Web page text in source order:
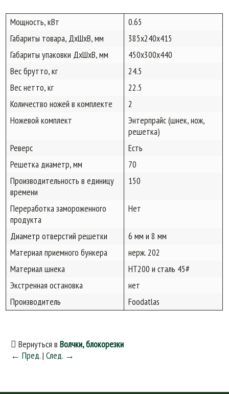
Мощность, кВт
0.65
Габариты товара, ДхШхВ, мм
385x240x415
Габариты упаковки ДхШхВ, мм
450x300x440
Вес брутто, кг
24.5
Вес нетто, кг
22.5
Количество ножей в комплекте
2
Ножевой комплект
Энтерпрайс (шнек, нож,
решетка)
Реверс
Есть
Решетка диаметр, мм
70
Производительность в единицу
времени
150
Переработка замороженного
продукта
Нет
Диаметр отверстий решетки
6 мм и 8 мм
Материал приемного бункера
нерж. 202
Материал шнека
HT200 и сталь 45#
Экстренная остановка
нет
Производитель
Foodatlas
Вернуться вВолчки, блокорезки
← Пред.|След. →